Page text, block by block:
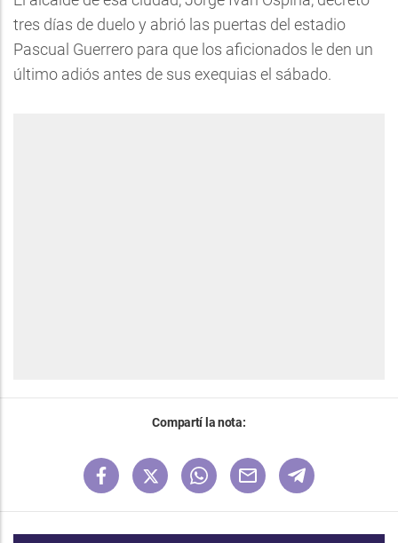
tres días de duelo y abrió las puertas del estadio
Pascual Guerrero para que los aficionados le den un
último adiós antes de sus exequias el sábado.
Compartí la nota: